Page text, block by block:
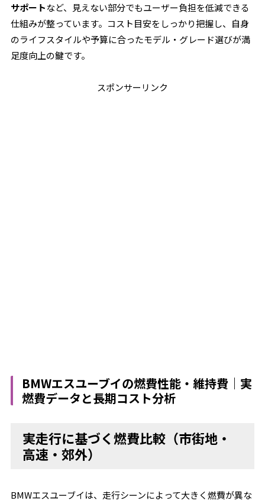
サポートなど、見えない部分でもユーザー負担を低減できる
仕組みが整っています。コスト目安をしっかり把握し、自身
のライフスタイルや予算に合ったモデル・グレード選びが満
足度向上の鍵です。
スポンサーリンク
BMWエスユーブイの燃費性能・維持費｜実
燃費データと長期コスト分析
実走行に基づく燃費比較（市街地・
高速・郊外）
BMWエスユーブイは、走行シーンによって大きく燃費が異な